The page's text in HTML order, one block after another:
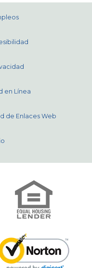
en Línea
de Enlaces Web